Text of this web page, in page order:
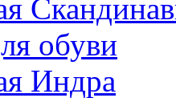
обуви
Индра